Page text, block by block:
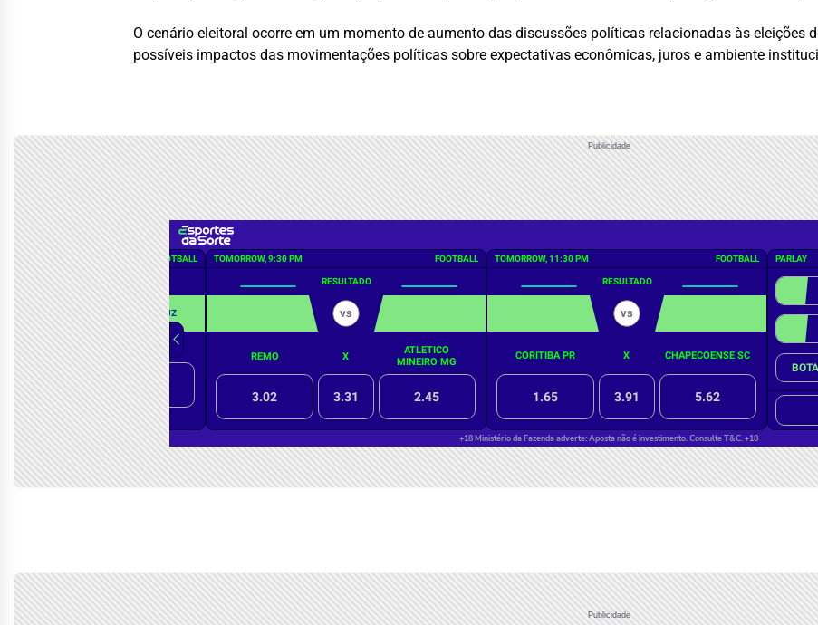
O cenário eleitoral ocorre em um momento de aumento das discussões políticas relacionadas às eleições
possíveis impactos das movimentações políticas sobre expectativas econômicas, juros e ambiente
Publicidade
Publicidade